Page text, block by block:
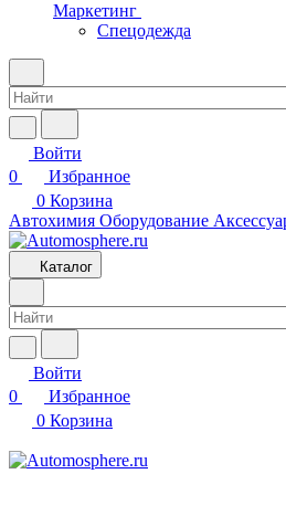
Маркетинг
Спецодежда
Войти
0
Избранное
0 Корзина
Автохимия Оборудование
Каталог
Войти
0
Избранное
0 Корзина